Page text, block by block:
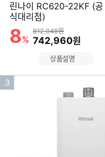
린나이 RC620-22KF (공
식대리점)
할인률
8%
상품금액
812,048원
할인금액
742,960원
상품설명
인
3